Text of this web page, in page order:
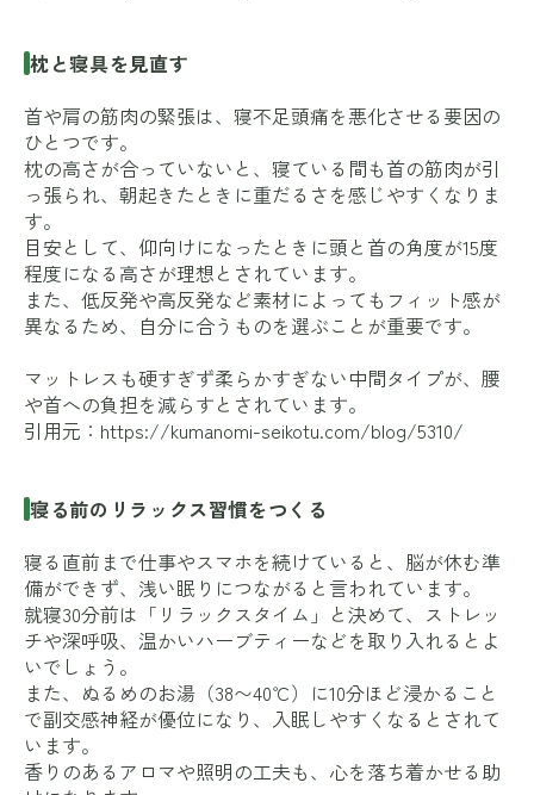
枕と寝具を見直す
首や肩の筋肉の緊張は、寝不足頭痛を悪化させる要因の
ひとつです。
枕の高さが合っていないと、寝ている間も首の筋肉が引
っ張られ、朝起きたときに重だるさを感じやすくなりま
す。
目安として、仰向けになったときに頭と首の角度が15度
程度になる高さが理想とされています。
また、低反発や高反発など素材によってもフィット感が
異なるため、自分に合うものを選ぶことが重要です。
マットレスも硬すぎず柔らかすぎない中間タイプが、腰
や首への負担を減らすとされています。
引用元： https://kumanomi-seikotu.com/blog/5310/
寝る前のリラックス習慣をつくる
寝る直前まで仕事やスマホを続けていると、脳が休む準
備ができず、浅い眠りにつながると言われています。
就寝30分前は「リラックスタイム」と決めて、ストレッ
チや深呼吸、温かいハーブティーなどを取り入れるとよ
いでしょう。
また、ぬるめのお湯（38〜40℃）に10分ほど浸かること
で副交感神経が優位になり、入眠しやすくなるとされて
います。
香りのあるアロマや照明の工夫も、心を落ち着かせる助